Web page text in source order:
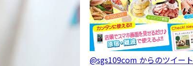
@sgs109com からのツイート